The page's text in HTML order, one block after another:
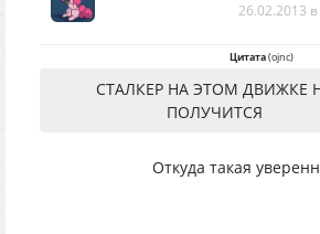
26.02.2013
Цитата(ojnc)
СТАЛКЕР НА ЭТОМ ДВИЖКЕ
ПОЛУЧИТСЯ
Откуда такая